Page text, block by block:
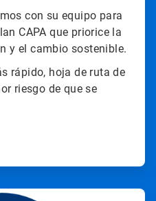
con su equipo para
CAPA que priorice la
y el cambio sostenible.
rápido, hoja de ruta de
riesgo de que se